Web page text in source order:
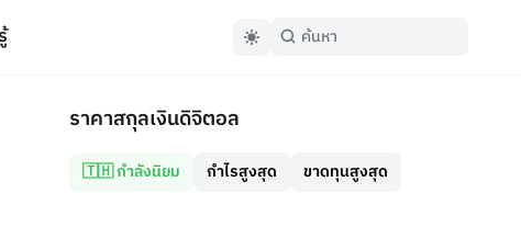
ราคาสกุลเงินดิจิตอล
🇹🇭 กำลังนิยม กำไรสูงสุด ขาดทุนสูงสุด